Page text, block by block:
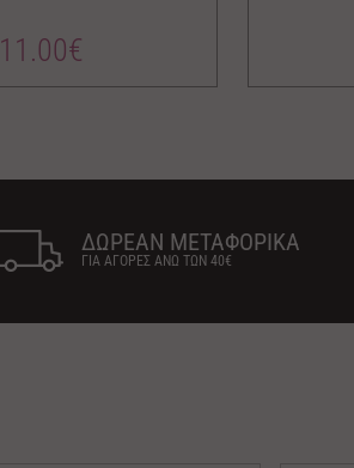
11.00€
ΔΩΡΕΑΝ ΜΕΤΑΦΟΡΙΚΑ
ΓΙΑ ΑΓΟΡΕΣ ΑΝΩ ΤΩΝ 40€